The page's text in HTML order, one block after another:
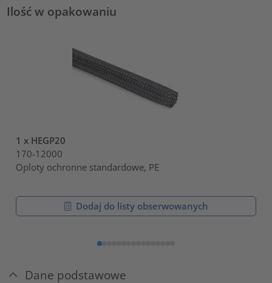
Ilość w opakowaniu
1 x HEGP20
170-12000
Oploty ochronne standardowe, PE
Dodaj do listy obserwowanych
Dane podstawowe